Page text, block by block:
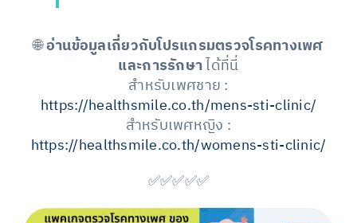
🌐อ่านข้อมูลเกี่ยวกับโปรแกรมตรวจโรคทางเพศ
และการรักษาได้ที่นี่
สำหรับเพศชาย :
https://healthsmile.co.th/mens-sti-clinic/
สำหรับเพศหญิง :
https://healthsmile.co.th/womens-sti-clinic/
✅✅✅✅✅